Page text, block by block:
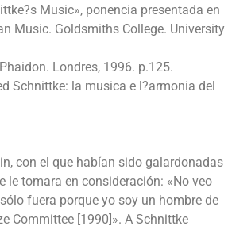
Music», ponencia presentada en
Music. Goldsmiths College. University
Londres, 1996. p.125.
Schnittke: la musica e l?armonia del
con el que habían sido galardonadas
le tomara en consideración: «No veo
fuera porque yo soy un hombre de
Committee [1990]». A Schnittke